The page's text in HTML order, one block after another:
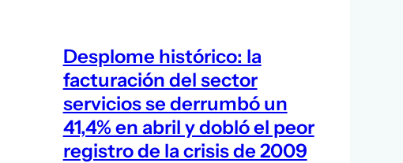
Desplome histórico: la
facturación del sector
servicios se derrumbó un
41,4% en abril y dobló el peor
registro de la crisis de 2009